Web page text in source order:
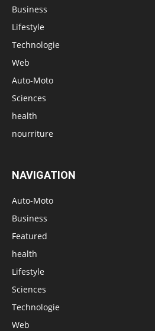
Business
Lifestyle
Technologie
Web
Auto-Moto
Sciences
health
nourriture
NAVIGATION
Auto-Moto
Business
Featured
health
Lifestyle
Sciences
Technologie
Web